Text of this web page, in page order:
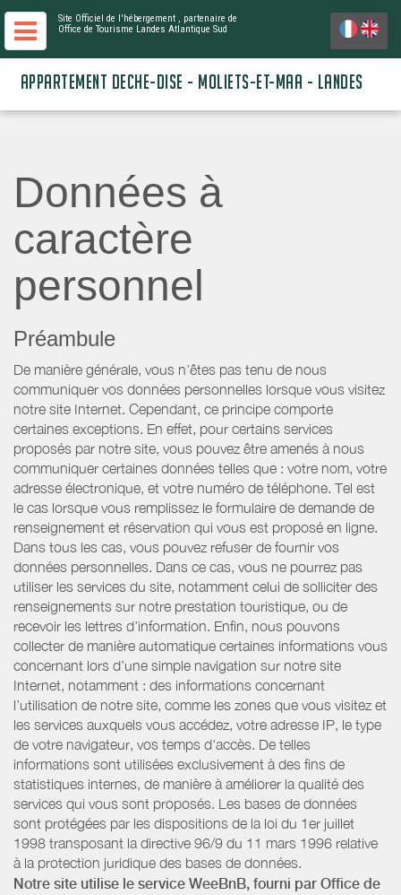
Site Officiel de l'hébergement , partenaire de
Office de Tourisme Landes Atlantique Sud
APPARTEMENT DECHE-DISE - MOLIETS-ET-MAA - LANDES
Données à
caractère
personnel
Préambule
De manière générale, vous n’êtes pas tenu de nous
communiquer vos données personnelles lorsque vous visitez
notre site Internet. Cependant, ce principe comporte
certaines exceptions. En effet, pour certains services
proposés par notre site, vous pouvez être amenés à nous
communiquer certaines données telles que : votre nom, votre
adresse électronique, et votre numéro de téléphone. Tel est
le cas lorsque vous remplissez le formulaire de demande de
renseignement et réservation qui vous est proposé en ligne.
Dans tous les cas, vous pouvez refuser de fournir vos
données personnelles. Dans ce cas, vous ne pourrez pas
utiliser les services du site, notamment celui de solliciter des
renseignements sur notre prestation touristique, ou de
recevoir les lettres d’information. Enfin, nous pouvons
collecter de manière automatique certaines informations vous
concernant lors d’une simple navigation sur notre site
Internet, notamment : des informations concernant
l’utilisation de notre site, comme les zones que vous visitez et
les services auxquels vous accédez, votre adresse IP, le type
de votre navigateur, vos temps d'accès. De telles
informations sont utilisées exclusivement à des fins de
statistiques internes, de manière à améliorer la qualité des
services qui vous sont proposés. Les bases de données
sont protégées par les dispositions de la loi du 1er juillet
1998 transposant la directive 96/9 du 11 mars 1996 relative
à la protection juridique des bases de données.
Notre site utilise le service WeeBnB, fourni par Office de